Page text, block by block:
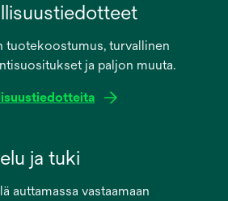
tuotekoostumus, turvallinen
ja paljon muuta.
ja tuki
auttamassa vastaamaan